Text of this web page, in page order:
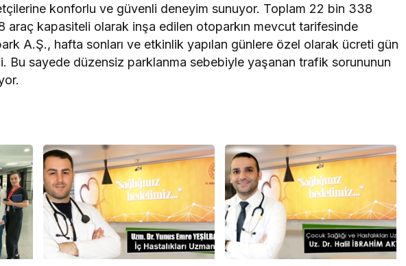
konforlu ve güvenli deneyim sunuyor. Toplam 22 bin 338
araç kapasiteli olarak inşa edilen otoparkın mevcut tarifesinde
A.Ş., hafta sonları ve etkinlik yapılan günlere özel olarak ücreti gün
Bu sayede düzensiz parklanma sebebiyle yaşanan trafik sorununun